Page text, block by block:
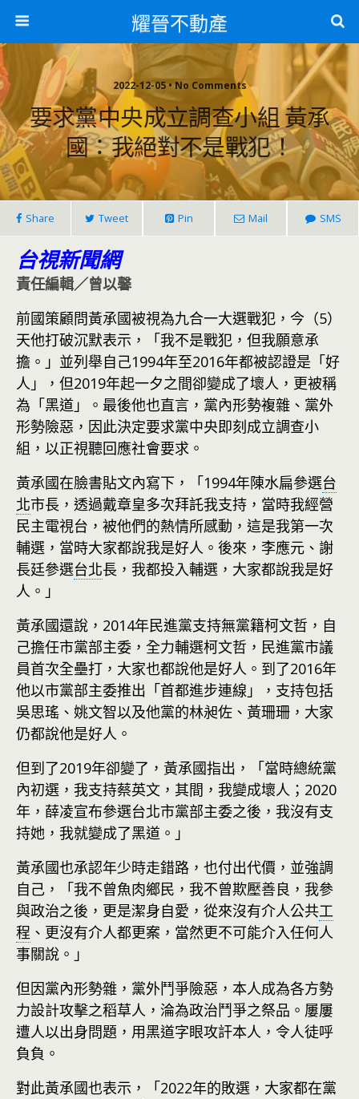
耀晉不動產
2022-12-05 • No Comments
要求黨中央成立調查小組 黃承
國：我絕對不是戰犯！
Share Tweet Pin Mail SMS
台視新聞網
責任編輯／曾以馨
前國策顧問黃承國被視為九合一大選戰犯，今（5）
天他打破沉默表示，「我不是戰犯，但我願意承
擔。」並列舉自己1994年至2016年都被認證是「好
人」，但2019年起一夕之間卻變成了壞人，更被稱
為「黑道」。最後他也直言，黨內形勢複雜、黨外
形勢險惡，因此決定要求黨中央即刻成立調查小
組，以正視聽回應社會要求。
黃承國在臉書貼文內寫下，「1994年陳水扁參選台
北市長，透過戴章皇多次拜託我支持，當時我經營
民主電視台，被他們的熱情所感動，這是我第一次
輔選，當時大家都說我是好人。後來，李應元、謝
長廷參選台北長，我都投入輔選，大家都說我是好
人。」
黃承國還說，2014年民進黨支持無黨籍柯文哲，自
己擔任市黨部主委，全力輔選柯文哲，民進黨市議
員首次全壘打，大家也都說他是好人。到了2016年
他以市黨部主委推出「首都進步連線」，支持包括
吳思瑤、姚文智以及他黨的林昶佐、黃珊珊，大家
仍都說他是好人。
但到了2019年卻變了，黃承國指出，「當時總統黨
內初選，我支持蔡英文，其間，我變成壞人；2020
年，薛凌宣布參選台北市黨部主委之後，我沒有支
持她，我就變成了黑道。」
黃承國也承認年少時走錯路，也付出代價，並強調
自己，「我不曾魚肉鄉民，我不曾欺壓善良，我參
與政治之後，更是潔身自愛，從來沒有介人公共工
程 、更沒有介人都更案，當然更不可能介入任何人
事關說。」
但因黨內形勢雜，黨外鬥爭險惡，本人成為各方勢
力設計攻擊之稻草人，淪為政治鬥爭之祭品。屢屢
遭人以出身問題，用黑道字眼攻訐本人，令人徒呼
負負。
對此黃承國也表示，「2022年的敗選，大家都在黨